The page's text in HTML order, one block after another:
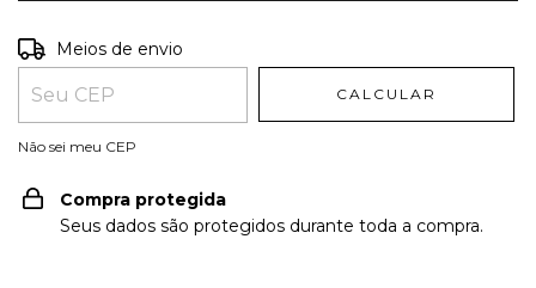
Entregas para o CEP:
Meios de envio
CALCULAR
Não sei meu CEP
Compra protegida
Seus dados são protegidos durante toda a compra.